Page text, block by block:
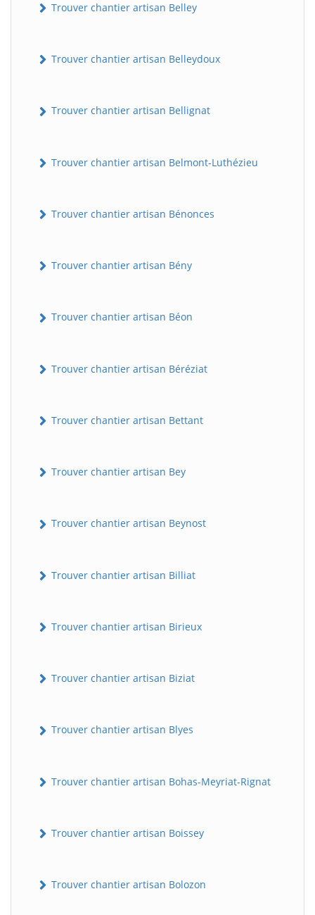
Trouver chantier artisan Belley
Trouver chantier artisan Belleydoux
Trouver chantier artisan Bellignat
Trouver chantier artisan Belmont-Luthézieu
Trouver chantier artisan Bénonces
Trouver chantier artisan Bény
Trouver chantier artisan Béon
Trouver chantier artisan Béréziat
Trouver chantier artisan Bettant
Trouver chantier artisan Bey
Trouver chantier artisan Beynost
Trouver chantier artisan Billiat
Trouver chantier artisan Birieux
Trouver chantier artisan Biziat
Trouver chantier artisan Blyes
Trouver chantier artisan Bohas-Meyriat-Rignat
Trouver chantier artisan Boissey
Trouver chantier artisan Bolozon